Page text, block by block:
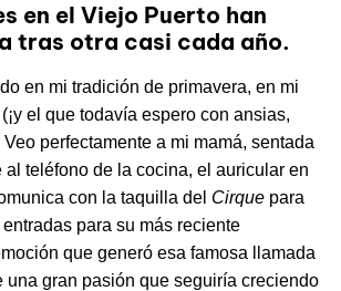
en el Viejo Puerto han
tras otra casi cada año.
en mi tradición de primavera, en mi
el que todavía espero con ansias,
perfectamente a mi mamá, sentada
al teléfono de la cocina, el auricular en
con la taquilla del Cirque para
para su más reciente
que generó esa famosa llamada
una gran pasión que seguiría creciendo